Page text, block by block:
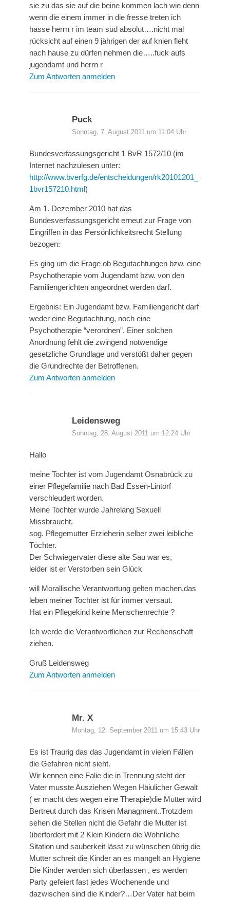
sie zu das sie auf die beine kommen lach wie denn
wenn die einem immer in die fresse treten ich
hasse herrn r im team süd absolut….nicht mal
rücksicht auf einen 9 jährigen der auf knien fleht
nach hause zu dürfen nehmen die…..fuck aufs
jugendamt und herrn r
Zum Antworten anmelden
Puck
Sonntag, 7. August 2011 um 11:04 Uhr
Bundesverfassungsgericht 1 BvR 1572/10 (im
Internet nachzulesen unter:
http://www.bverfg.de/entscheidungen/rk20101201_
1bvr157210.html)
Am 1. Dezember 2010 hat das
Bundesverfassungsgericht erneut zur Frage von
Eingriffen in das Persönlichkeitsrecht Stellung
bezogen:
Es ging um die Frage ob Begutachtungen bzw. eine
Psychotherapie vom Jugendamt bzw. von den
Familiengerichten angeordnet werden darf.
Ergebnis: Ein Jugendamt bzw. Familiengericht darf
weder eine Begutachtung, noch eine
Psychotherapie “verordnen”. Einer solchen
Anordnung fehlt die zwingend notwendige
gesetzliche Grundlage und verstößt daher gegen
die Grundrechte der Betroffenen.
Zum Antworten anmelden
Leidensweg
Sonntag, 28. August 2011 um 12:24 Uhr
Hallo
meine Tochter ist vom Jugendamt Osnabrück zu
einer Pflegefamilie nach Bad Essen-Lintorf
verschleudert worden.
Meine Tochter wurde Jahrelang Sexuell
Missbraucht.
sog. Pflegemutter Erzieherin selber zwei leibliche
Töchter.
Der Schwiegervater diese alte Sau war es,
leider ist er Verstorben sein Glück
will Morallische Verantwortung gelten machen,das
leben meiner Tochter ist für immer versaut.
Hat ein Pflegekind keine Menschenrechte ?
Ich werde die Verantwortlichen zur Rechenschaft
ziehen.
Gruß Leidensweg
Zum Antworten anmelden
Mr. X
Montag, 12. September 2011 um 15:43 Uhr
Es ist Traurig das das Jugendamt in vielen Fällen
die Gefahren nicht sieht.
Wir kennen eine Falie die in Trennung steht der
Vater musste Ausziehen Wegen Häiulicher Gewalt
( er macht des wegen eine Therapie)die Mutter wird
Bertreut durch das Krisen Managment..Trotzdem
sehen die Stellen nicht die Gefahr die Mutter ist
überfordert mit 2 Klein Kindern die Wohnliche
Sitation und sauberkeit lässt zu wünschen übrig die
Mutter schreit die Kinder an es mangelt an Hygiene
Die Kinder werden sich überlassen , es werden
Party gefeiert fast jedes Wochenende und
dazwischen sind die Kinder?…Der Vater hat beim